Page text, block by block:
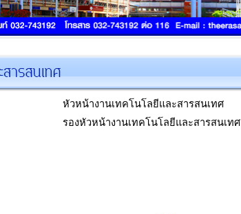
หัวหน้างานเทคโนโลยีและสารสนเทศ
รองหัวหน้างานเทคโนโลยีและสารสนเทศ